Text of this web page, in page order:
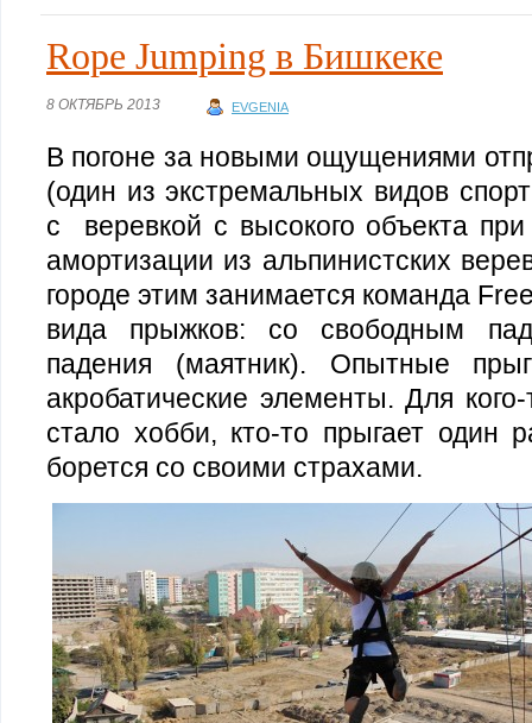
Rope Jumping в Бишкеке
8 ОКТЯБРЬ 2013 EVGENIA
В погоне за новыми ощущениями
(один из экстремальных видов
с веревкой с высокого объекта
амортизации из альпинистских
городе этим занимается команда
вида прыжков: со свободным
падения (маятник). Опытные
акробатические элементы. Для
стало хобби, кто-то прыгает один
борется со своими страхами.